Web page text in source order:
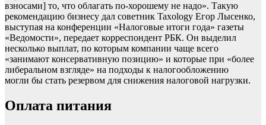
взносами] то, что облагать по-хорошему не надо». Такую
рекомендацию бизнесу дал советник Taxology Егор Лысенко,
выступая на конференции «Налоговые итоги года» газеты
«Ведомости», передает корреспондент РБК. Он выделил
несколько выплат, по которым компании чаще всего
«занимают консервативную позицию» и которые при «более
либеральном взгляде» на подходы к налогообложению
могли бы стать резервом для снижения налоговой нагрузки.
Оплата питания